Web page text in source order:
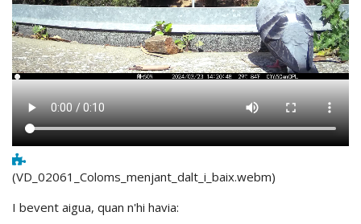
(VD_02061_Coloms_menjant_dalt_i_baix.webm)
I bevent aigua, quan n'hi havia: